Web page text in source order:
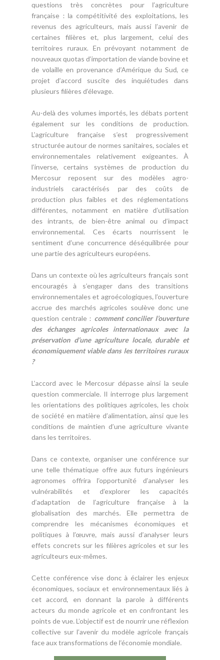
questions très concrètes pour l’agriculture
française : la compétitivité des exploitations, les
revenus des agriculteurs, mais aussi l’avenir de
certaines filières et, plus largement, celui des
territoires ruraux. En prévoyant notamment de
nouveaux quotas d’importation de viande bovine et
de volaille en provenance d’Amérique du Sud, ce
projet d’accord suscite des inquiétudes dans
plusieurs filières d’élevage.
Au-delà des volumes importés, les débats portent
également sur les conditions de production.
L’agriculture française s’est progressivement
structurée autour de normes sanitaires, sociales et
environnementales relativement exigeantes. À
l’inverse, certains systèmes de production du
Mercosur reposent sur des modèles agro-
industriels caractérisés par des coûts de
production plus faibles et des réglementations
différentes, notamment en matière d’utilisation
des intrants, de bien-être animal ou d’impact
environnemental. Ces écarts nourrissent le
sentiment d’une concurrence déséquilibrée pour
une partie des agriculteurs européens.
Dans un contexte où les agriculteurs français sont
encouragés à s’engager dans des transitions
environnementales et agroécologiques, l’ouverture
accrue des marchés agricoles soulève donc une
question centrale : comment concilier l’ouverture
des échanges agricoles internationaux avec la
préservation d’une agriculture locale, durable et
économiquement viable dans les territoires ruraux
?
L’accord avec le Mercosur dépasse ainsi la seule
question commerciale. Il interroge plus largement
les orientations des politiques agricoles, les choix
de société en matière d’alimentation, ainsi que les
conditions de maintien d’une agriculture vivante
dans les territoires.
Dans ce contexte, organiser une conférence sur
une telle thématique offre aux futurs ingénieurs
agronomes offrira l’opportunité d’analyser les
vulnérabilités et d’explorer les capacités
d’adaptation de l’agriculture française à la
globalisation des marchés. Elle permettra de
comprendre les mécanismes économiques et
politiques à l’œuvre, mais aussi d’analyser leurs
effets concrets sur les filières agricoles et sur les
agriculteurs eux-mêmes.
Cette conférence vise donc à éclairer les enjeux
économiques, sociaux et environnementaux liés à
cet accord, en donnant la parole à différents
acteurs du monde agricole et en confrontant les
points de vue. L’objectif est de nourrir une réflexion
collective sur l’avenir du modèle agricole français
face aux transformations de l’économie mondiale.